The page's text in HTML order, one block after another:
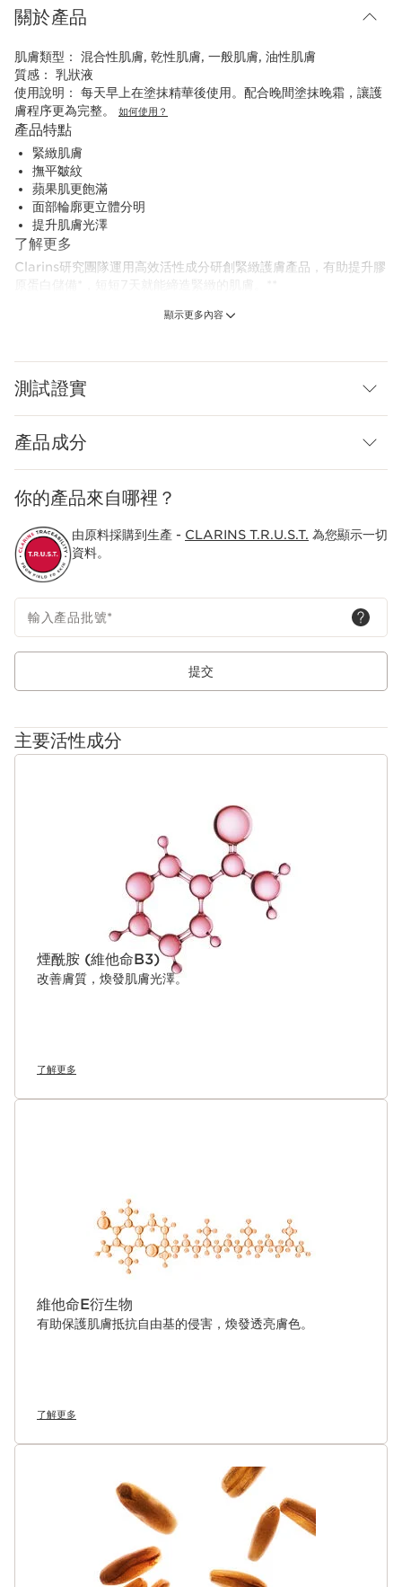
關於產品
顯示更多內容
肌膚類型： 混合性肌膚, 乾性肌膚, 一般肌膚, 油性肌膚
質感： 乳狀液
使用說明： 每天早上在塗抹精華後使用。配合晚間塗抹晚霜，讓護
膚程序更為完整。 如何使用？
產品特點
緊緻肌膚
撫平皺紋
蘋果肌更飽滿
面部輪廓更立體分明
提升肌膚光澤
了解更多
Clarins研究團隊運用高效活性成分研創緊緻護膚產品，有助提升膠
原蛋白儲備*，短短7天就能締造緊緻的肌膚。**
全新升級的煥顏緊緻乳液採用了獨家***[Collagen]3膠原三重煥活
- 有機地膽草萃取。
光澤。
廓更立體分明。
質地：Clarins科研團隊結合多種成分，配製獨創配方，讓乳液完美
包覆肌膚，質地易吸收，不黏膩。
*在光老化皮膚樣本上進行體外測試，測量高品質且結構良好的膠原
蛋白的數量。
肌膚膠原蛋白儲備增加53%。*
*在光老化皮膚樣本上進行體外測試，測量高品質且結構良好的膠原
您知道嗎？膠原蛋白是打造緊緻年輕肌膚的關鍵蛋白，其存量自25
歲起開始下降。Clarins研究團隊憑藉超過45年的緊緻護膚經驗，
研發出專業的護膚提案：擊退顯著的膠原蛋白流失跡象，重拾緊緻
測試證實
產品成分
你的產品來自哪裡？
由原料採購到生產 - CLARINS T.R.U.S.T. 為您顯示一切
資料。
輸入產品批號*
提交
主要活性成分
煙酰胺 (維他命B3)
改善膚質，煥發肌膚光澤。
了解更多
維他命E衍生物
有助保護肌膚抵抗自由基的侵害，煥發透亮膚色。
了解更多